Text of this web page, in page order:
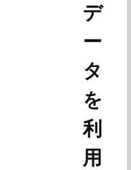
デ
ー
タ
を
利
用